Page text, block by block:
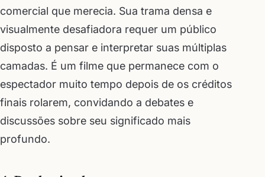
comercial que merecia. Sua trama densa e
visualmente desafiadora requer um público
disposto a pensar e interpretar suas múltiplas
camadas. É um filme que permanece com o
espectador muito tempo depois de os créditos
finais rolarem, convidando a debates e
discussões sobre seu significado mais
profundo.